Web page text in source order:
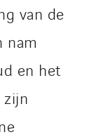
van de
nam
en het